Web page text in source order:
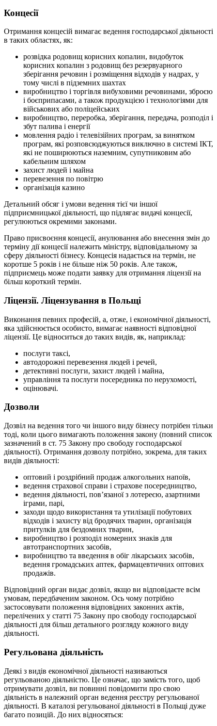
Концесії
Отримання концесій вимагає ведення господарської діяльності
в таких областях, як:
розвідка родовищ корисних копалин, видобуток
корисних копалин з родовищ без резервуарного
зберігання речовин і розміщення відходів у надрах, у
тому числі в підземних шахтах
виробництво і торгівля вибуховими речовинами, зброєю
і боєприпасами, а також продукцією і технологіями для
військових або поліцейських
виробництво, переробка, зберігання, передача, розподіл і
збут палива і енергії
мовлення радіо і телевізійних програм, за винятком
програм, які розповсюджуються виключно в системі ІКТ,
які не поширюються наземним, супутниковим або
кабельним шляхом
захист людей і майна
перевезення по повітрю
організація казино
Детальний обсяг і умови ведення тієї чи іншої
підприємницької діяльності, що підлягає видачі концесії,
регулюються окремими законами.
Право присвоєння концесії, анулювання або внесення змін до
терміну дії концесії належить міністру, відповідальному за
сферу діяльності бізнесу. Концесія надається на термін, не
коротше 5 років і не більше ніж 50 років. Але також,
підприємець може подати заявку для отримання ліцензії на
більш короткий термін.
Ліцензії. Ліцензування в Польщі
Виконання певних професій, а, отже, і економічної діяльності,
яка здійснюється особисто, вимагає наявності відповідної
ліцензії. Це відноситься до таких видів, як, наприклад:
послуги таксі,
автодорожні перевезення людей і речей,
детективні послуги, захист людей і майна,
управління та послуги посередника по нерухомості,
оцінювачі.
Дозволи
Дозвіл на ведення того чи іншого виду бізнесу потрібен тільки
тоді, коли цього вимагають положення закону (повний список
зазначений в ст. 75 Закону про свободу господарської
діяльності). Отримання дозволу потрібно, зокрема, для таких
видів діяльності:
оптовий і роздрібний продаж алкогольних напоїв,
ведення страхової справи і страхове посередництво,
ведення діяльності, пов’язаної з лотереєю, азартними
іграми, парі,
заходи щодо використання та утилізації побутових
відходів і захисту від бродячих тварин, організація
притулків для бездомних тварин,
виробництво і розподіл номерних знаків для
автотранспортних засобів,
виробництво та введення в обіг лікарських засобів,
ведення громадських аптек, фармацевтичних оптових
продажів.
Відповідний орган видає дозвіл, якщо ви відповідаєте всім
умовам, передбаченим законом. Ось чому потрібно
застосовувати положення відповідних законних актів,
перелічених у статті 75 Закону про свободу господарської
діяльності для більш детального розгляду кожного виду
діяльності.
Регульована діяльність
Деякі з видів економічної діяльності називаються
регульованою діяльністю. Це означає, що замість того, щоб
отримувати дозвіл, ви повинні повідомити про свою
діяльність в належний орган ведення реєстру регульованої
діяльності. В каталозі регульованої діяльності в Польщі дуже
багато позицій. До них відносяться: